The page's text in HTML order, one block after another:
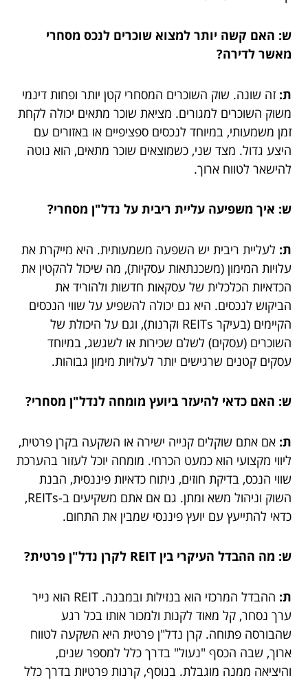
ש: האם קשה יותר למצוא שוכרים לנכס מסחרי
מאשר לדירה?
ת: זה שונה. שוק השוכרים המסחרי קטן יותר ופחות דינמי
משוק השוכרים למגורים. מציאת שוכר מתאים יכולה לקחת
זמן משמעותי, במיוחד לנכסים ספציפיים או באזורים עם
היצע גדול. מצד שני, כשמוצאים שוכר מתאים, הוא נוטה
להישאר לטווח ארוך.
ש: איך משפיעה עליית ריבית על נדל"ן מסחרי?
ת: לעליית ריבית יש השפעה משמעותית. היא מייקרת את
עלויות המימון (משכנתאות עסקיות), מה שיכול להקטין את
הכדאיות הכלכלית של עסקאות חדשות ולהוריד את
הביקוש לנכסים. היא גם יכולה להשפיע על שווי הנכסים
הקיימים (בעיקר REITs וקרנות), וגם על היכולת של
השוכרים (עסקים) לשלם שכירות או לשגשג, במיוחד
עסקים קטנים שרגישים יותר לעלויות מימון גבוהות.
ש: האם כדאי להיעזר ביועץ מומחה לנדל"ן מסחרי?
ת: אם אתם שוקלים קנייה ישירה או השקעה בקרן פרטית,
ליווי מקצועי הוא כמעט הכרחי. מומחה יוכל לעזור בהערכת
שווי הנכס, בדיקת חוזים, ניתוח כדאיות פיננסית, הבנת
השוק וניהול משא ומתן. גם אם אתם משקיעים ב-REITs,
כדאי להתייעץ עם יועץ פיננסי שמבין את התחום.
ש: מה ההבדל העיקרי בין REIT לקרן נדל"ן פרטית?
ת:
ההבדל המרכזי הוא בנזילות ובמבנה. REIT הוא נייר
ערך נסחר, קל מאוד לקנות ולמכור אותו בכל רגע
שהבורסה פתוחה. קרן נדל"ן פרטית היא השקעה לטווח
ארוך, שבה הכסף "נעול" בדרך כלל למספר שנים,
והיציאה ממנה מוגבלת. בנוסף, קרנות פרטיות בדרך כלל